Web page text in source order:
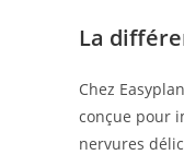
La
Chez
conçue pour
nervures